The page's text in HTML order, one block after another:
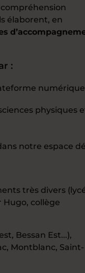
élaborent, en
:
physiques
notre espace
très divers
Hugo, collège
Bessan Est...),
Montblanc, Saint-